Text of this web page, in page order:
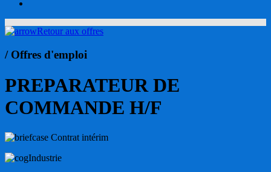
Retour aux offres
/ Offres d'emploi
PREPARATEUR DE
COMMANDE H/F
Contrat intérim
Industrie